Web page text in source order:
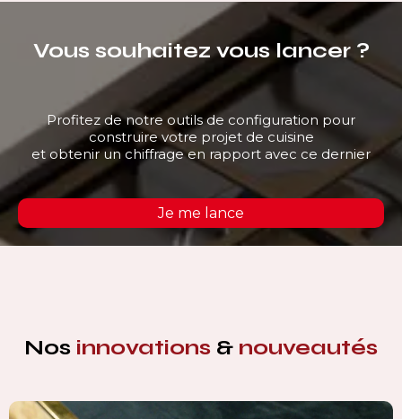
Vous souhaitez vous lancer ?
Profitez de notre outils de configuration pour
construire votre projet de cuisine
et obtenir un chiffrage en rapport avec ce dernier
Je me lance
Nos innovations & nouveautés